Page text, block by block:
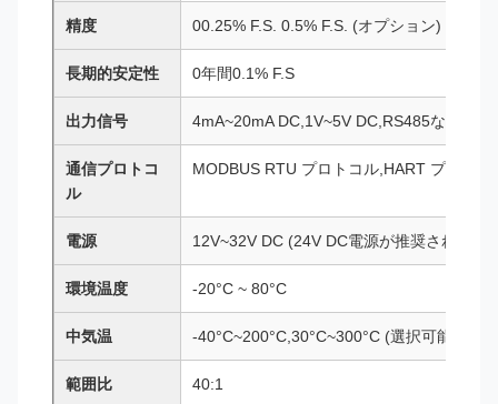
精度 00.25% F.S. 0.5% F.S. (オプション)
長期的安定性 0年間0.1% F.S
出力信号 4mA~20mA DC,1V~5V DC,RS485など (オ
通信プロトコ
ル
MODBUS RTU プロトコル,HART プロトコ
電源 12V~32V DC (24V DC電源が推奨される)
環境温度 -20°C ~ 80°C
中気温 -40°C~200°C,30°C~300°C (選択可能)
範囲比 40:1